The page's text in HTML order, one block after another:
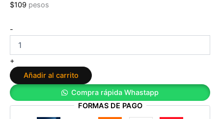
$109 pesos
-
Escúchate,
compréndete
y
date
que
de
+
Añadir al carrito
Compra rápida Whastapp
FORMAS DE PAGO